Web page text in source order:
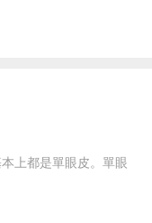
上都是單眼皮。單眼